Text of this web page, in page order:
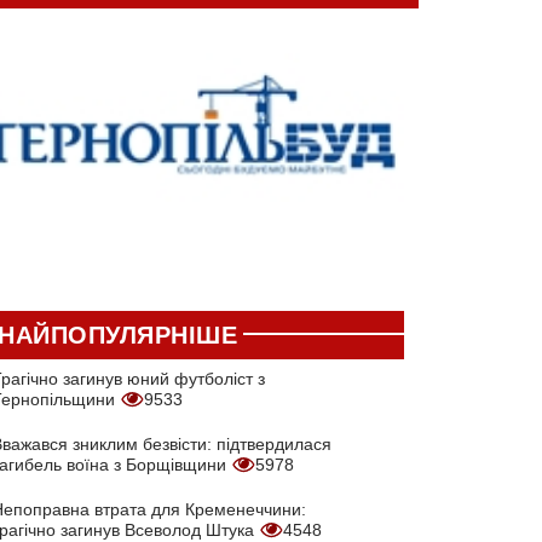
загинув юний футболіст з
9533
зниклим безвісти: підтвердилася
воїна з Борщівщини
5978
втрата для Кременеччини:
загинув Всеволод Штука
4548